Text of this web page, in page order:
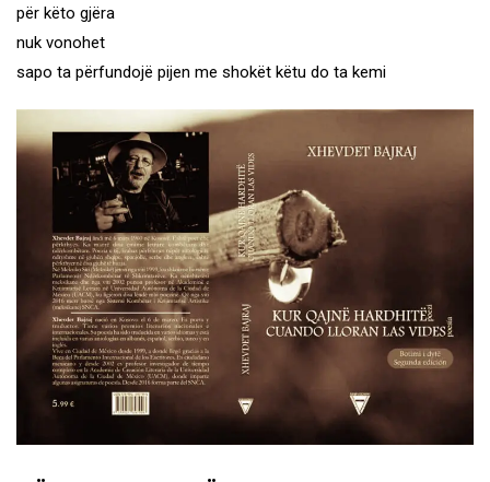
për këto gjëra
nuk vonohet
sapo ta përfundojë pijen me shokët këtu do ta kemi